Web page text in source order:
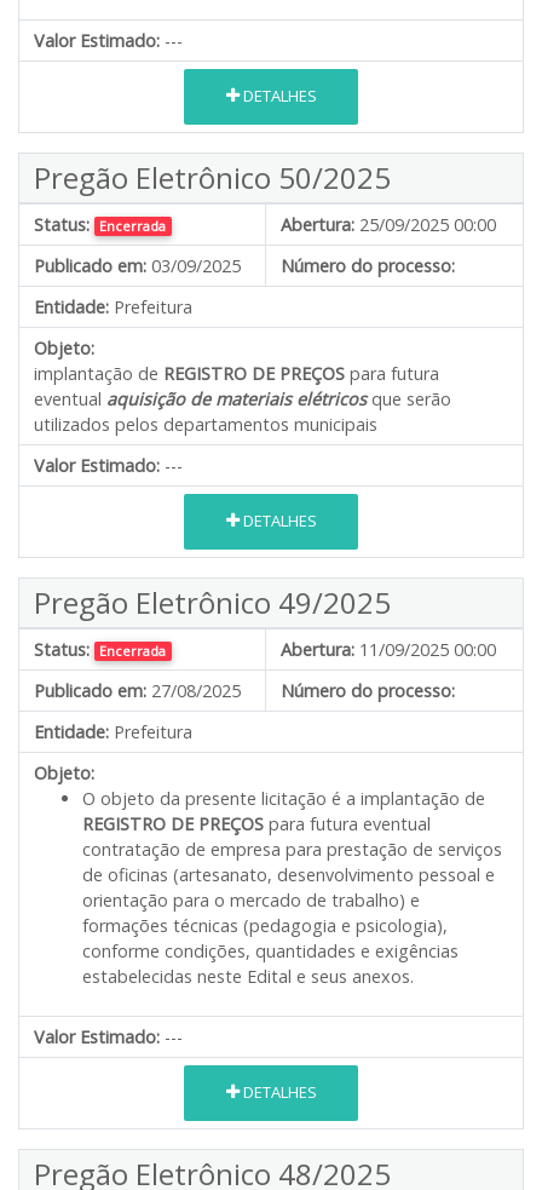
Valor Estimado: ---
DETALHES
Pregão Eletrônico 50/2025
Status: Encerrada Abertura: 25/09/2025 00:00
Publicado em: 03/09/2025
Número do processo:
Entidade: Prefeitura
Objeto:
implantação de REGISTRO DE PREÇOS para futura
eventual aquisição de materiais elétricosque serão
utilizados pelos departamentos municipais
Valor Estimado: ---
DETALHES
Pregão Eletrônico 49/2025
Status: Encerrada Abertura: 11/09/2025 00:00
Publicado em: 27/08/2025
Número do processo:
Entidade: Prefeitura
Objeto:
O objeto da presente licitação é a implantação de
REGISTRO DE PREÇOS para futura eventual
contratação de empresa para prestação de serviços
de oficinas (artesanato, desenvolvimento pessoal e
orientação para o mercado de trabalho) e
formações técnicas (pedagogia e psicologia),
conforme condições, quantidades e exigências
estabelecidas neste Edital e seus anexos.
Valor Estimado: ---
DETALHES
Pregão Eletrônico 48/2025